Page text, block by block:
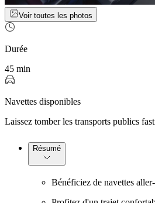
Voir toutes les photos
Durée
45 min
Navettes disponibles
Laissez tomber les transports publics
Résumé
Bénéficiez de navettes